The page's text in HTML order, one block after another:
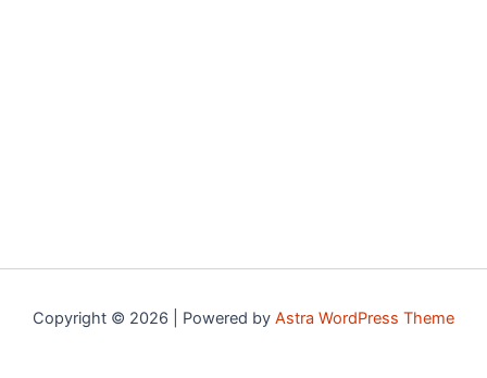
Copyright © 2026 | Powered by Astra WordPress Theme